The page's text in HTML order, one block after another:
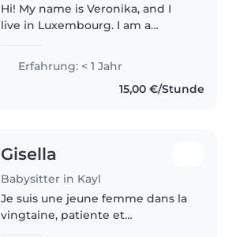
Hi! My name is Veronika, and I
live in Luxembourg. I am a
person who genuinely enjoys
spending time with children. I
have experience looking after..
Erfahrung: < 1 Jahr
15,00 €/Stunde
Gisella
Babysitter in Kayl
Je suis une jeune femme dans la
vingtaine, patiente et